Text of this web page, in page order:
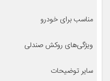
مناسب برای خودرو
ویژگی‌های روکش صندلی
سایر توضیحات